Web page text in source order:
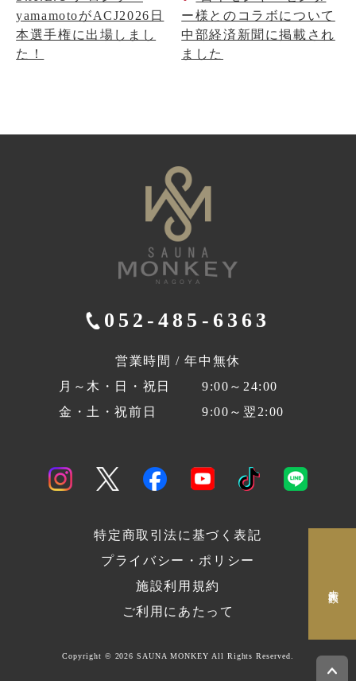
yamamotoがACJ2026日
本選手権に出場しまし
た！
ー様とのコラボについて
中部経済新聞に掲載され
ました
052-485-6363
営業時間 / 年中無休
月～木・日・祝日
9:00～24:00
金・土・祝前日
9:00～翌2:00
特定商取引法に基づく表記
プライバシー・ポリシー
施設利用規約
ご利用にあたって
Copyright © 2026 SAUNA MONKEY All Rights Reserved.